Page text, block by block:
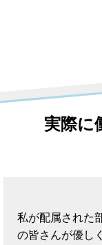
実際に
私が配属された
の皆さんが優し